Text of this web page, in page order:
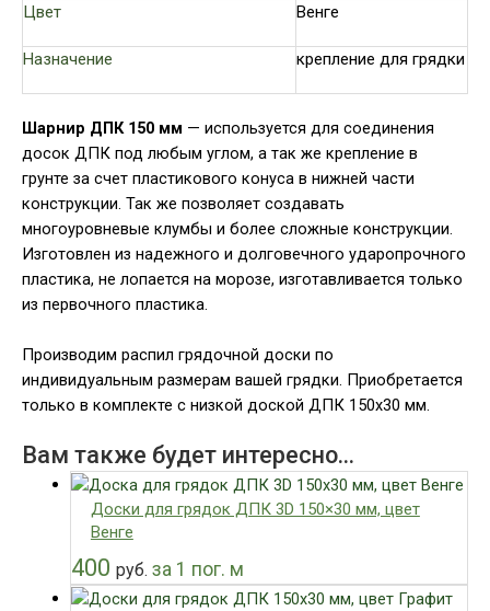
Цвет Венге
Назначение крепление для грядки
Шарнир ДПК 150 мм — используется для соединения
досок ДПК под любым углом, а так же крепление в
грунте за счет пластикового конуса в нижней части
конструкции. Так же позволяет создавать
многоуровневые клумбы и более сложные конструкции.
Изготовлен из надежного и долговечного ударопрочного
пластика, не лопается на морозе, изготавливается только
из первочного пластика.
Производим распил грядочной доски по
индивидуальным размерам вашей грядки. Приобретается
только в комплекте с низкой доской ДПК 150х30 мм.
Вам также будет интересно…
Доски для грядок ДПК 3D 150×30 мм, цвет
Венге
400 руб. за 1 пог. м